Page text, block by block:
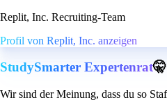
Replit, Inc. Recruiting-Team
Profil von Replit, Inc. anzeigen
StudySmarter Expertenrat🤫
Wir sind der Meinung, dass du so